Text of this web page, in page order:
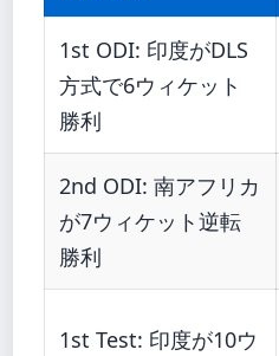
1st ODI: 印度がDLS
方式で6ウィケット
勝利
2nd ODI: 南アフリカ
が7ウィケット逆転
勝利
1st Test: 印度が10ウ